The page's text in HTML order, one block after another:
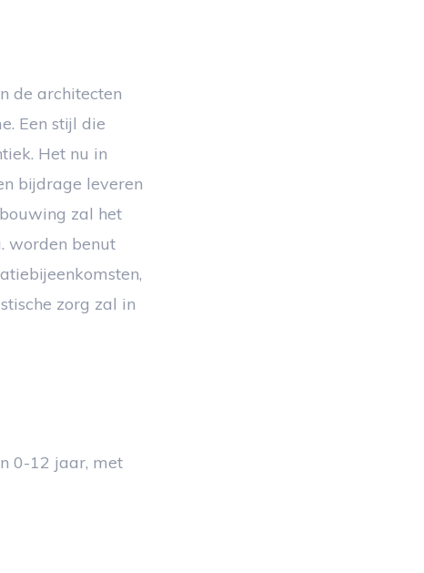
de architecten
Een stijl die
Het nu in
bijdrage leveren
zal het
worden benut
zorg zal in
0-12 jaar, met